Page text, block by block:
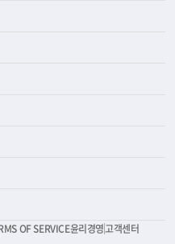
OF SERVICE윤리경영고객센터